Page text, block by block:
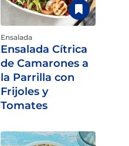
Ensalada
Ensalada Cítrica
de Camarones a
la Parrilla con
Frijoles y
Tomates